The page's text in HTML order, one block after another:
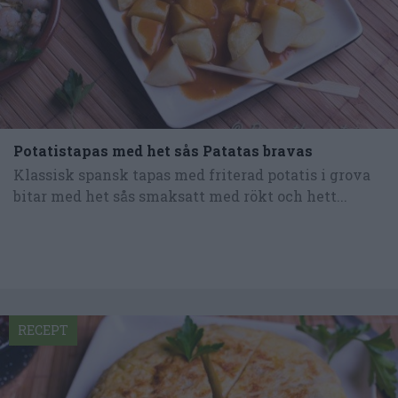
Potatistapas med het sås Patatas bravas
Klassisk spansk tapas med friterad potatis i grova
bitar med het sås smaksatt med rökt och hett...
RECEPT